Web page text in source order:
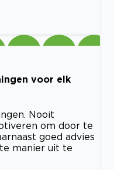
voor elk
Nooit
om door te
goed advies
manier uit te